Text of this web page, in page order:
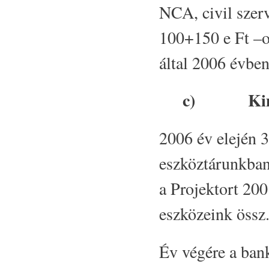
NCA, civil
100+150 e Ft
által 2006
c)
2006 év elején
a Projektort
eszközeink
Év végére a